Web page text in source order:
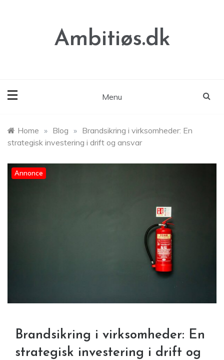
Ambitiøs.dk
Menu
Home » Blog » Brandsikring i virksomheder: En
strategisk investering i drift og ansvar
Annonce
Brandsikring i virksomheder: En
strategisk investering i drift og